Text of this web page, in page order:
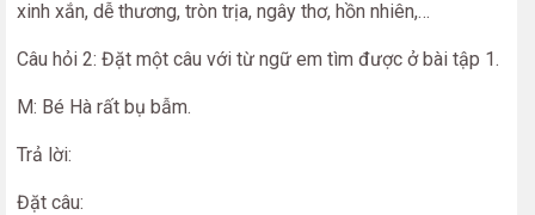
xinh xắn, dễ thương, tròn trịa, ngây thơ, hồn nhiên,…
Câu hỏi 2: Đặt một câu với từ ngữ em tìm được ở bài tập 1.
M: Bé Hà rất bụ bẫm.
Trả lời:
Đặt câu: